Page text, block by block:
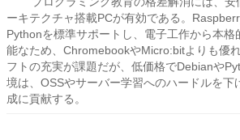
ーキテクチャ搭載PCが有効である。
Pythonを標準サポートし、電子工作から本格
能なため、ChromebookやMicro:bitよりも優
フトの充実が課題だが、低価格でDebianや
境は、OSSやサーバー学習へのハードルを下
成に貢献する。